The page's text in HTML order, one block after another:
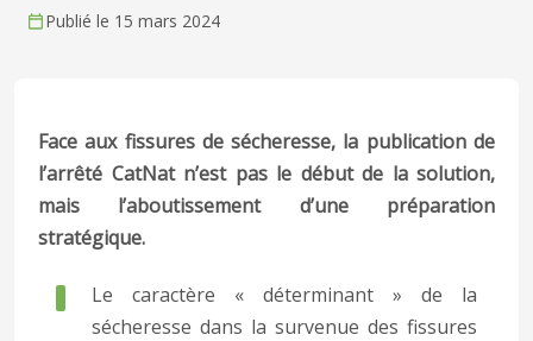
Publié le 15 mars 2024
Face aux fissures de sécheresse, la publication de
l’arrêté CatNat n’est pas le début de la solution,
mais l’aboutissement d’une préparation
stratégique.
Le caractère « déterminant » de la
sécheresse dans la survenue des fissures